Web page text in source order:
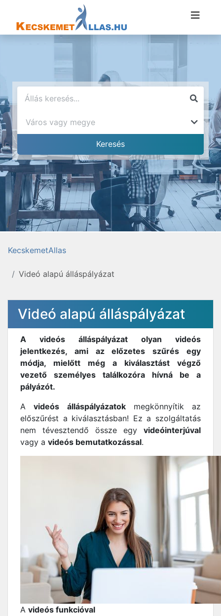
KecskemetAllas
Videó alapú álláspályázat
Videó alapú álláspályázat
A videós álláspályázat olyan videós
jelentkezés, ami az előzetes szűrés egy
módja, mielőtt még a kiválasztást végző
vezető személyes találkozóra hívná be a
pályázót.
Avideós álláspályázatokmegkönnyítik az
előszűrést a kiválasztásban! Ez a szolgáltatás
nem tévesztendő össze egy videóinterjúval
vagy a videós bemutatkozással.
A videós funkcióval